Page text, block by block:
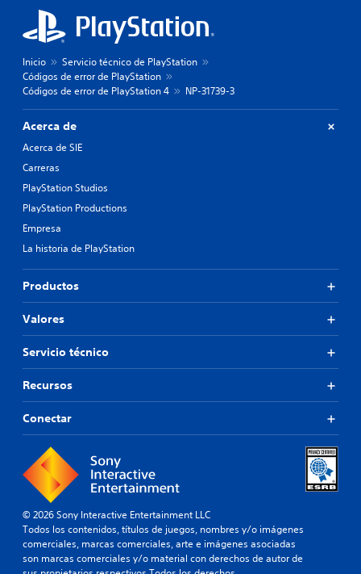
Inicio
Servicio técnico de PlayStation
Códigos de error de PlayStation
Códigos de error de PlayStation 4
NP-31739-3
Acerca de
Acerca de SIE
Carreras
PlayStation Studios
PlayStation Productions
Empresa
La historia de PlayStation
Productos
Valores
Servicio técnico
Recursos
Conectar
© 2026 Sony Interactive Entertainment LLC
Todos los contenidos, títulos de juegos, nombres y/o imágenes
comerciales, marcas comerciales, arte e imágenes asociadas
son marcas comerciales y/o material con derechos de autor de